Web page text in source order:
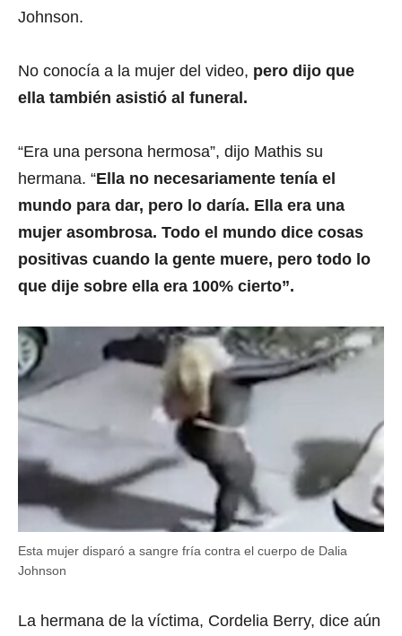
Johnson.
No conocía a la mujer del video, pero dijo que
ella también asistió al funeral.
“Era una persona hermosa”, dijo Mathis su
hermana. “Ella no necesariamente tenía el
mundo para dar, pero lo daría. Ella era una
mujer asombrosa. Todo el mundo dice cosas
positivas cuando la gente muere, pero todo lo
que dije sobre ella era 100% cierto”.
Esta mujer disparó a sangre fría contra el cuerpo de Dalia
Johnson
La hermana de la víctima, Cordelia Berry, dice aún